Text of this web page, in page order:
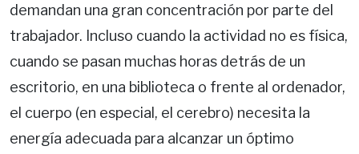
demandan una gran concentración por parte del
trabajador. Incluso cuando la actividad no es física,
cuando se pasan muchas horas detrás de un
escritorio, en una biblioteca o frente al ordenador,
el cuerpo (en especial, el cerebro) necesita la
energía adecuada para alcanzar un óptimo